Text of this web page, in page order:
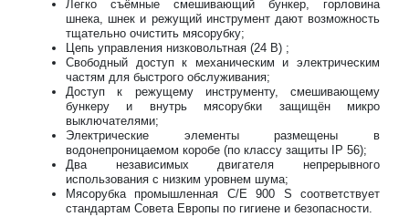
Легко съёмные смешивающий бункер, горловина
шнека, шнек и режущий инструмент дают возможность
тщательно очистить мясорубку;
Цепь управления низковольтная (24 В) ;
Свободный доступ к механическим и электрическим
частям для быстрого обслуживания;
Доступ к режущему инструменту, смешивающему
бункеру и внутрь мясорубки защищён микро
выключателями;
Электрические элементы размещены в
водонепроницаемом коробе (по классу защиты IP 56);
Два независимых двигателя непрерывного
использования с низким уровнем шума;
Мясорубка промышленная C/E 900 S соответствует
стандартам Совета Европы по гигиене и безопасности.